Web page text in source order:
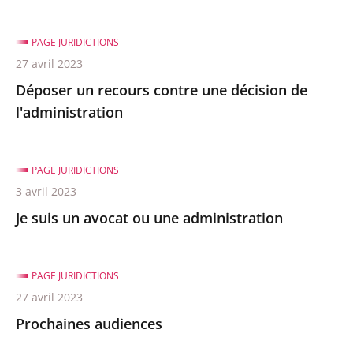
Déposer un recours contre une décision de
l'administration
PAGE JURIDICTIONS
27 avril 2023
Je suis un avocat ou une administration
PAGE JURIDICTIONS
3 avril 2023
Prochaines audiences
PAGE JURIDICTIONS
27 avril 2023